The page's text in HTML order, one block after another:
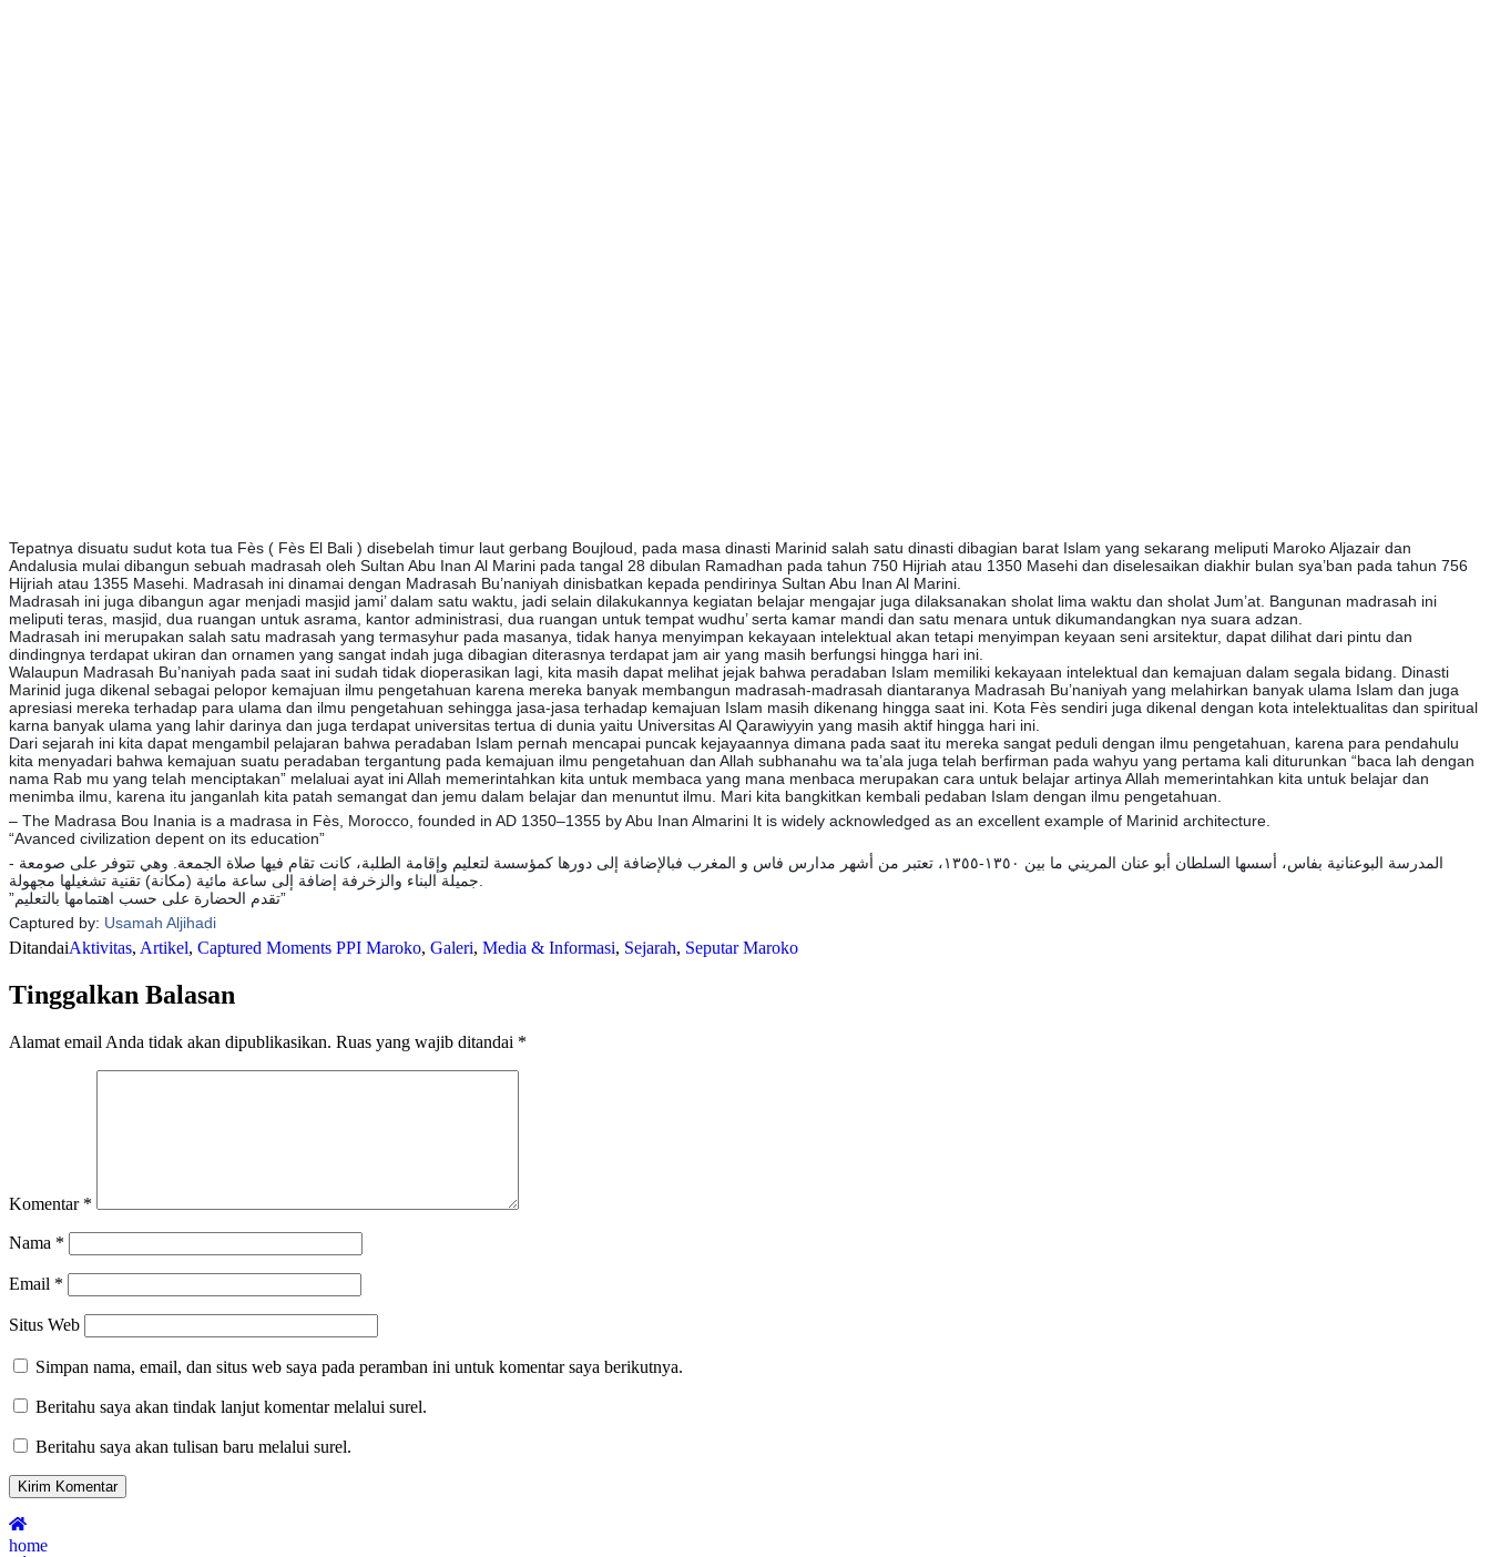
Tepatnya disuatu sudut kota tua Fès ( Fès El Bali ) disebelah timur laut gerbang Boujloud, pada masa dinasti Marinid salah satu dinasti dibagian barat Islam yang sekarang meliputi Maroko Aljazair dan
Andalusia mulai dibangun sebuah madrasah oleh Sultan Abu Inan Al Marini pada tangal 28 dibulan Ramadhan pada tahun 750 Hijriah atau 1350 Masehi dan diselesaikan diakhir bulan sya’ban pada tahun 756
Hijriah atau 1355 Masehi. Madrasah ini dinamai dengan Madrasah Bu’naniyah dinisbatkan kepada pendirinya Sultan Abu Inan Al Marini.
Madrasah ini juga dibangun agar menjadi masjid jami’ dalam satu waktu, jadi selain dilakukannya kegiatan belajar mengajar juga dilaksanakan sholat lima waktu dan sholat Jum’at. Bangunan madrasah ini
meliputi teras, masjid, dua ruangan untuk asrama, kantor administrasi, dua ruangan untuk tempat wudhu’ serta kamar mandi dan satu menara untuk dikumandangkan nya suara adzan.
Madrasah ini merupakan salah satu madrasah yang termasyhur pada masanya, tidak hanya menyimpan kekayaan intelektual akan tetapi menyimpan keyaan seni arsitektur, dapat dilihat dari pintu dan
dindingnya terdapat ukiran dan ornamen yang sangat indah juga dibagian diterasnya terdapat jam air yang masih berfungsi hingga hari ini.
Walaupun Madrasah Bu’naniyah pada saat ini sudah tidak dioperasikan lagi, kita masih dapat melihat jejak bahwa peradaban Islam memiliki kekayaan intelektual dan kemajuan dalam segala bidang. Dinasti
Marinid juga dikenal sebagai pelopor kemajuan ilmu pengetahuan karena mereka banyak membangun madrasah-madrasah diantaranya Madrasah Bu’naniyah yang melahirkan banyak ulama Islam dan juga
apresiasi mereka terhadap para ulama dan ilmu pengetahuan sehingga jasa-jasa terhadap kemajuan Islam masih dikenang hingga saat ini. Kota Fès sendiri juga dikenal dengan kota intelektualitas dan spiritual
karna banyak ulama yang lahir darinya dan juga terdapat universitas tertua di dunia yaitu Universitas Al Qarawiyyin yang masih aktif hingga hari ini.
Dari sejarah ini kita dapat mengambil pelajaran bahwa peradaban Islam pernah mencapai puncak kejayaannya dimana pada saat itu mereka sangat peduli dengan ilmu pengetahuan, karena para pendahulu
kita menyadari bahwa kemajuan suatu peradaban tergantung pada kemajuan ilmu pengetahuan dan Allah subhanahu wa ta’ala juga telah berfirman pada wahyu yang pertama kali diturunkan “baca lah dengan
nama Rab mu yang telah menciptakan” melaluai ayat ini Allah memerintahkan kita untuk membaca yang mana menbaca merupakan cara untuk belajar artinya Allah memerintahkan kita untuk belajar dan
menimba ilmu, karena itu janganlah kita patah semangat dan jemu dalam belajar dan menuntut ilmu. Mari kita bangkitkan kembali pedaban Islam dengan ilmu pengetahuan.
– The Madrasa Bou Inania is a madrasa in Fès, Morocco, founded in AD 1350–1355 by Abu Inan Almarini It is widely acknowledged as an excellent example of Marinid architecture.
“Avanced civilization depent on its education”
‎- المدرسة البوعنانية بفاس، أسسها السلطان أبو عنان المريني ما بين ١٣٥٠-١٣٥٥، تعتبر من أشهر مدارس فاس و المغرب فبالإضافة إلى دورها كمؤسسة لتعليم وإقامة الطلبة، كانت تقام فيها صلاة الجمعة. وهي تتوفر على صومعة
جميلة البناء والزخرفة إضافة إلى ساعة مائية (مكانة) تقنية تشغيلها مجهولة.
‎”تقدم الحضارة على حسب اهتمامها بالتعليم”
Captured by: Usamah Aljihadi
DitandaiAktivitas, Artikel, Captured Moments PPI Maroko, Galeri, Media & Informasi, Sejarah, Seputar Maroko
Tinggalkan Balasan
Alamat email Anda tidak akan dipublikasikan. Ruas yang wajib ditandai *
Komentar *
Nama *
Email *
Situs Web
Simpan nama, email, dan situs web saya pada peramban ini untuk komentar saya berikutnya.
Beritahu saya akan tindak lanjut komentar melalui surel.
Beritahu saya akan tulisan baru melalui surel.
home